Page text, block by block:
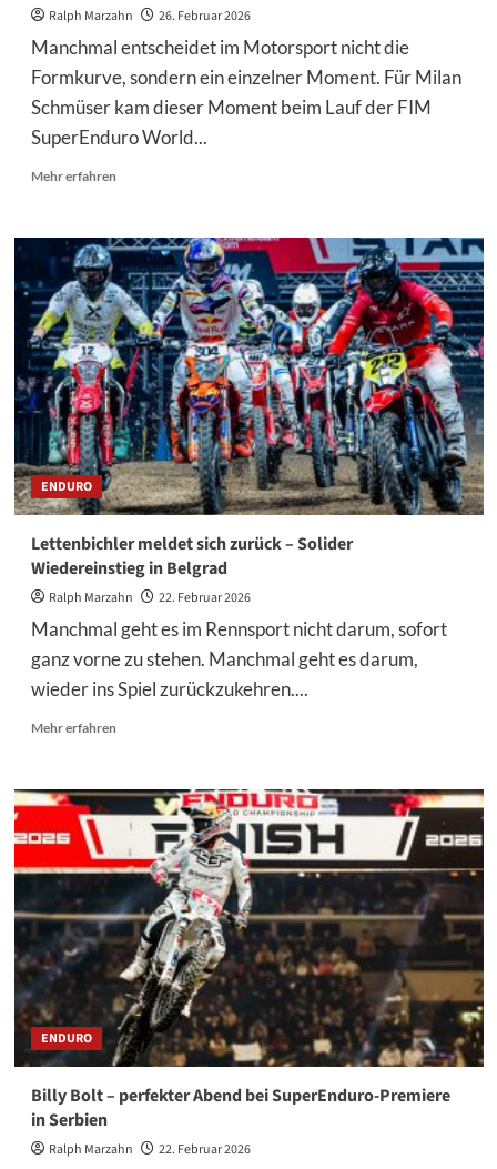
Ralph Marzahn 26. Februar 2026
Manchmal entscheidet im Motorsport nicht die
Formkurve, sondern ein einzelner Moment. Für Milan
Schmüser kam dieser Moment beim Lauf der FIM
SuperEnduro World...
Mehr erfahrenMehr
Verletzung
stoppt
Schmüsers
Titelkurs
in
der
SuperEnduro-
WM
ENDURO
Lettenbichler meldet sich zurück – Solider
Wiedereinstieg in Belgrad
Ralph Marzahn 22. Februar 2026
Manchmal geht es im Rennsport nicht darum, sofort
ganz vorne zu stehen. Manchmal geht es darum,
wieder ins Spiel zurückzukehren....
Mehr erfahrenMehr
Lettenbichler
meldet
sich
zurück
–
Solider
Wiedereinstieg
in
Belgrad
ENDURO
Billy Bolt – perfekter Abend bei SuperEnduro-Premiere
in Serbien
Ralph Marzahn 22. Februar 2026